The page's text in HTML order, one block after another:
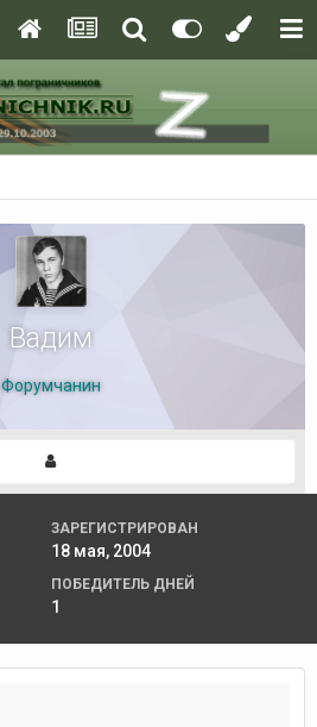
Вадим
Форумчанин
ЗАРЕГИСТРИРОВАН
18 мая, 2004
ПОБЕДИТЕЛЬ ДНЕЙ
1